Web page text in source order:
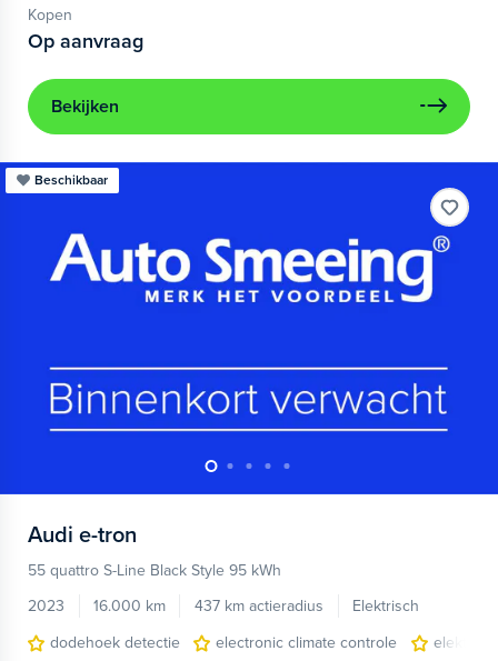
Kopen
Op aanvraag
Bekijken
Beschikbaar
Audi e-tron
55 quattro S-Line Black Style 95 kWh
2023
16.000 km 437 km actieradius
Elektrisch
dodehoek detectie
electronic climate controle